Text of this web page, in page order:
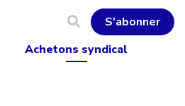
S'abonner
Achetons syndical